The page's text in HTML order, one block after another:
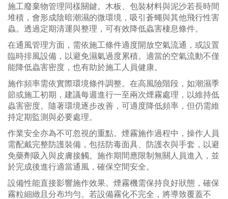
施工廢棄物管理同樣關鍵。木板、包裝材料與泥沙若長時間
堆積，會形成陰暗潮濕的微環境，吸引蒼蠅與其他飛行性害
蟲。透過定期清運與整理，可有效降低蟲害棲息條件。
在通風管理方面，需依施工條件適度開放空氣流通，或設置
臨時排風設備，以避免濕氣過度累積。適當的空氣流動不僅
能降低蟲害密度，也有助於施工人員健康。
施作頻率需依實際環境條件調整。在高風險階段，如潮濕季
節或施工初期，建議每週進行一至兩次煙霧處理，以維持低
蟲害密度。隨著環境逐步改善，可適度降低頻率，但仍需維
持定期監測與必要處理。
作業安全亦為不可忽視的重點。煙霧施作過程中，操作人員
需配戴完整防護裝備，包括防毒面具、防護衣與手套，以避
免藥劑吸入與皮膚接觸。施作期間應限制無關人員進入，並
於完成後進行適當通風，確保空間安全。
設備性能直接影響施作效果。煙霧機需保持良好狀態，確保
霧粒細緻且分布均勻。若設備霧化不完全，將導致覆蓋不